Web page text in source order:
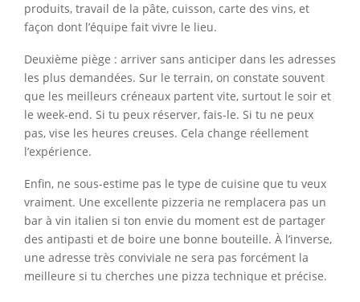
produits, travail de la pâte, cuisson, carte des vins, et
façon dont l’équipe fait vivre le lieu.
Deuxième piège : arriver sans anticiper dans les adresses
les plus demandées. Sur le terrain, on constate souvent
que les meilleurs créneaux partent vite, surtout le soir et
le week-end. Si tu peux réserver, fais-le. Si tu ne peux
pas, vise les heures creuses. Cela change réellement
l’expérience.
Enfin, ne sous-estime pas le type de cuisine que tu veux
vraiment. Une excellente pizzeria ne remplacera pas un
bar à vin italien si ton envie du moment est de partager
des antipasti et de boire une bonne bouteille. À l’inverse,
une adresse très conviviale ne sera pas forcément la
meilleure si tu cherches une pizza technique et précise.